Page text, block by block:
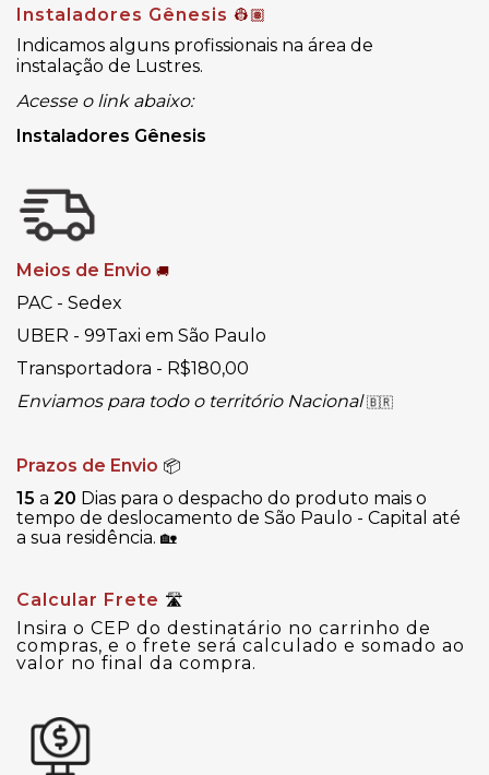
Instaladores Gênesis 👷🏽
Indicamos alguns profissionais na área de
instalação de Lustres.
Acesse o link abaixo:
Instaladores Gênesis
Meios de Envio 🚚
PAC - Sedex
UBER - 99Taxi em São Paulo
Transportadora - R$180,00
Enviamos para todo o território Nacional🇧🇷
Prazos de Envio 📦
15 a 20 Dias para o despacho do produto mais o
tempo de deslocamento de São Paulo - Capital até
a sua residência. 🏡
Calcular Frete 🛣
Insira o CEP do destinatário no carrinho de
compras, e o frete será calculado e somado ao
valor no final da compra.